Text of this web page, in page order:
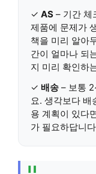
✓ AS – 기간 체
제품에 문제가
책을 미리 알아
간이 얼마나 되
지 미리 확인하
✓ 배송 – 보통
요. 생각보다 배
용 계획이 있다
가 필요하답니